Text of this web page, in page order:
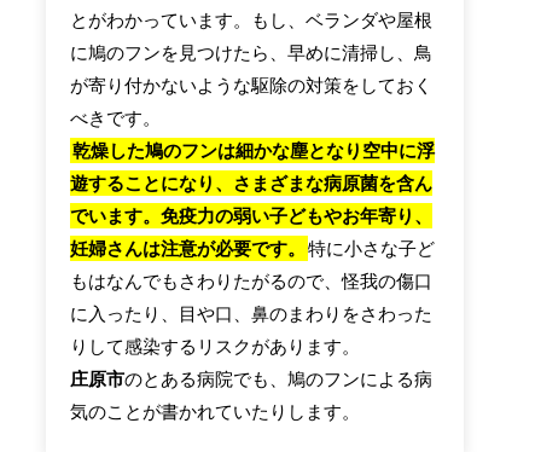
とがわかっています。もし、ベランダや屋根
に鳩のフンを見つけたら、早めに清掃し、鳥
が寄り付かないような駆除の対策をしておく
べきです。
乾燥した鳩のフンは細かな塵となり空中に浮
遊することになり、さまざまな病原菌を含ん
でいます。免疫力の弱い子どもやお年寄り、
妊婦さんは注意が必要です。
特に小さな子ど
もはなんでもさわりたがるので、怪我の傷口
に入ったり、目や口、鼻のまわりをさわった
りして感染するリスクがあります。
庄原市のとある病院でも、鳩のフンによる病
気のことが書かれていたりします。